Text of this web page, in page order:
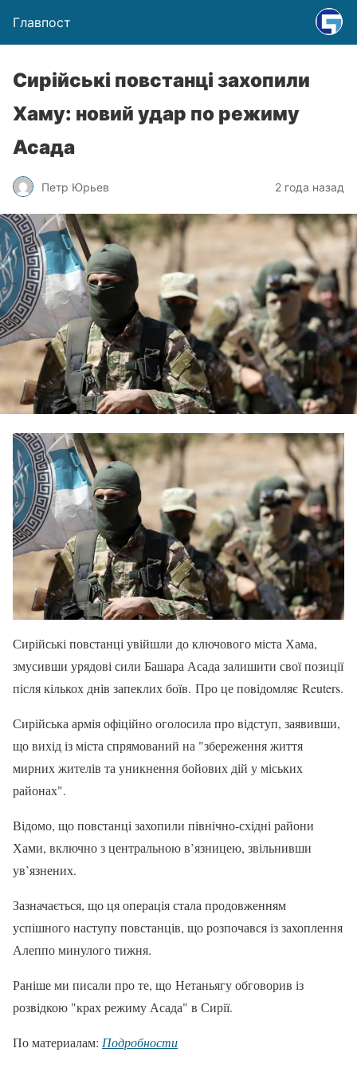
Главпост
Сирійські повстанці захопили
Хаму: новий удар по режиму
Асада
Петр Юрьев 2 года назад
Сирійські повстанці увійшли до ключового міста Хама,
змусивши урядові сили Башара Асада залишити свої позиції
після кількох днів запеклих боїв. Про це повідомляє Reuters.
Сирійська армія офіційно оголосила про відступ, заявивши,
що вихід із міста спрямований на "збереження життя
мирних жителів та уникнення бойових дій у міських
районах".
Відомо, що повстанці захопили північно-східні райони
Хами, включно з центральною в’язницею, звільнивши
ув’язнених.
Зазначається, що ця операція стала продовженням
успішного наступу повстанців, що розпочався із захоплення
Алеппо минулого тижня.
Раніше ми писали про те, що Нетаньягу обговорив із
розвідкою "крах режиму Асада" в Сирії.
По материалам: Подробности